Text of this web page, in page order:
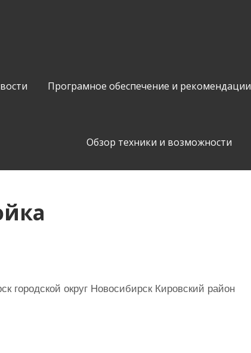
Програмное обеспечение и рекомендации
Обзор техники и возможности
городской округ Новосибирск Кировский район